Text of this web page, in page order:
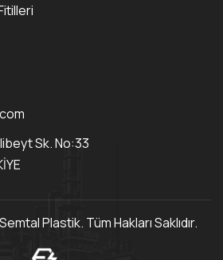
Sk. No:33
Plastik. Tüm Hakları Saklıdır.